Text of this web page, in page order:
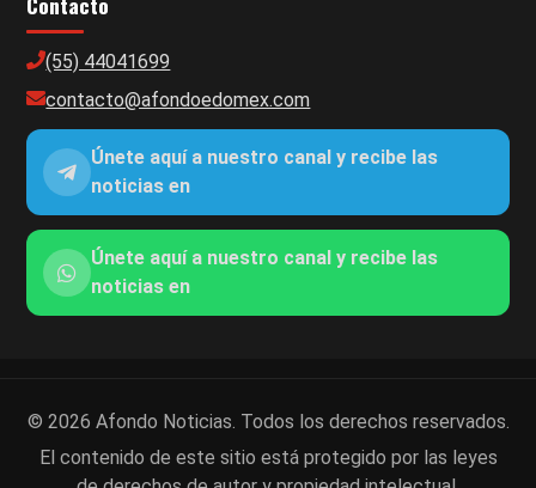
(55) 44041699
contacto@afondoedomex.com
Únete aquí a nuestro canal y recibe las
noticias en
Únete aquí a nuestro canal y recibe las
noticias en
© 2026 Afondo Noticias. Todos los derechos reservados.
El contenido de este sitio está protegido por las leyes